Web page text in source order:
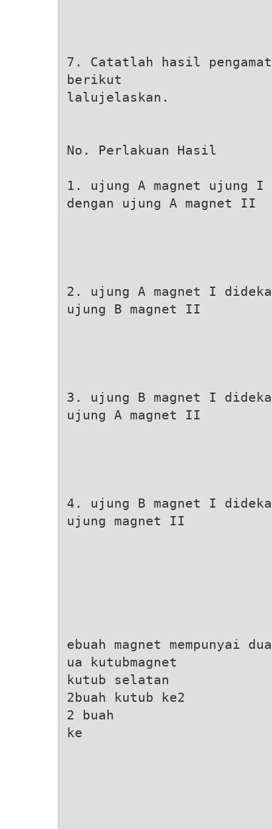
7. Catatlah hasil
berikut
lalujelaskan.
No. Perlakuan Hasil
1. ujung A magnet ujung I
dengan ujung A magnet II
2. ujung A magnet I
ujung B magnet II
3. ujung B magnet I
ujung A magnet II
4. ujung B magnet I
ujung magnet II
ebuah magnet mempunyai
ua kutubmagnet
kutub selatan
2buah kutub ke2
2 buah
ke